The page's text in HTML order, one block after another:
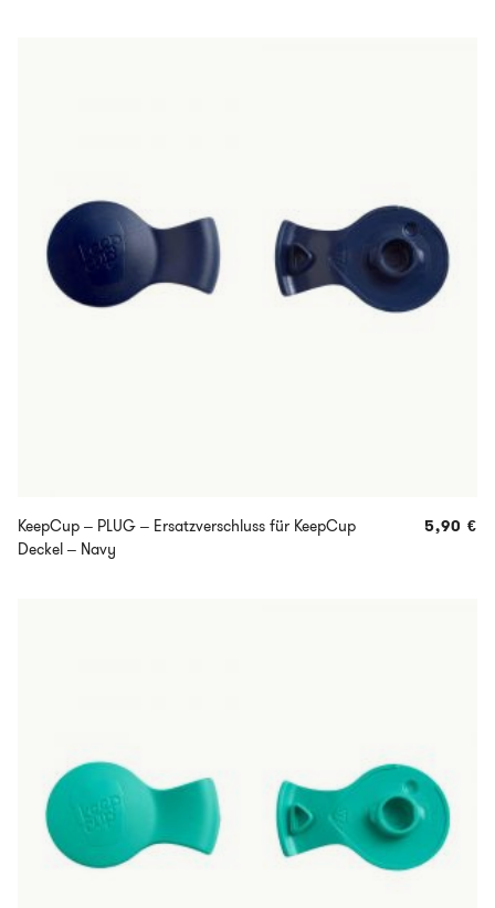
KeepCup – PLUG – Ersatzverschluss für KeepCup
Deckel – Navy
5,90 €